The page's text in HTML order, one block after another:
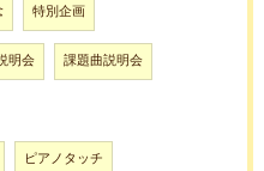
特別企画
明会 課題曲説明会
ピアノタッチ